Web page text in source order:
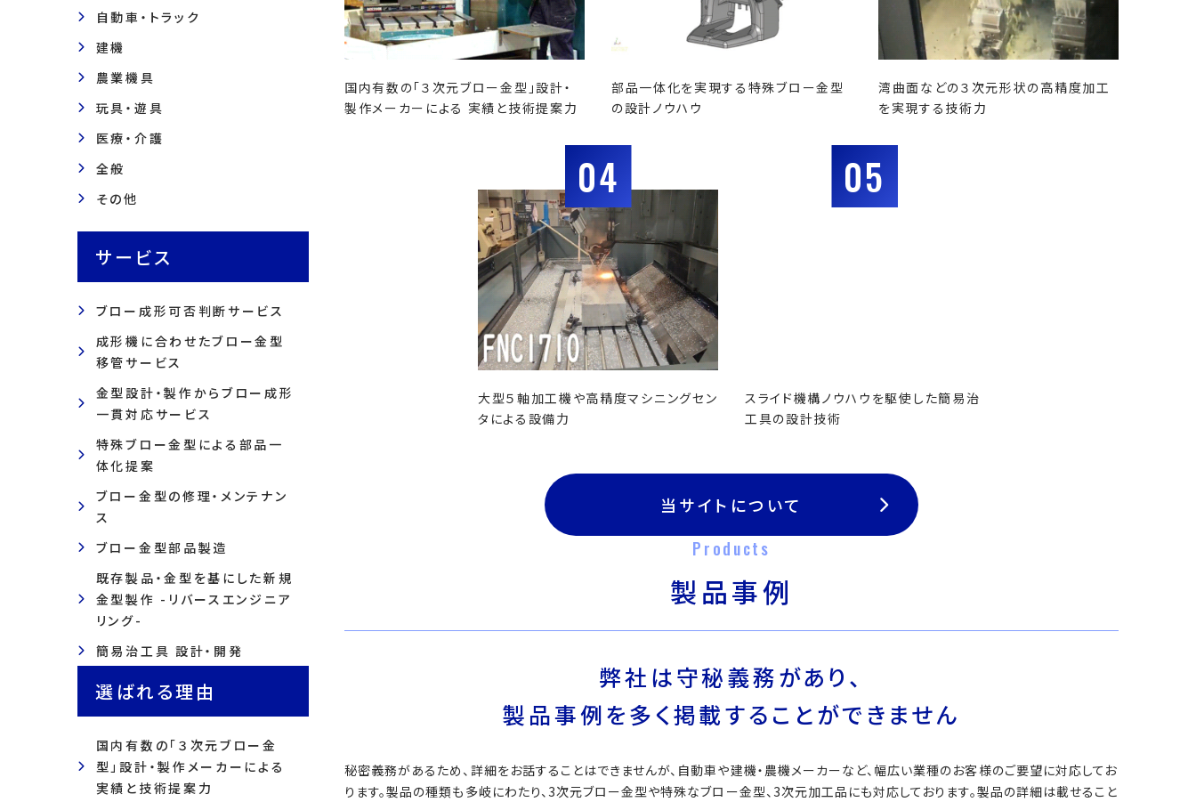
自動車・トラック
建機
農業機具
玩具・遊具
医療・介護
全般
その他
サービス
ブロー成形可否判断サービス
成形機に合わせたブロー金型
移管サービス
金型設計・製作からブロー成形
一貫対応サービス
特殊ブロー金型による部品一
体化提案
ブロー金型の修理・メンテナン
ス
ブロー金型部品製造
既存製品・金型を基にした新規
金型製作 -リバースエンジニア
リング-
簡易治工具 設計・開発
選ばれる理由
国内有数の「３次元ブロー金
型」設計・製作メーカーによる
実績と技術提案力
国内有数の「３次元ブロー金型」設計・
製作メーカーによる 実績と技術提案力
部品一体化を実現する特殊ブロー金型
の設計ノウハウ
湾曲面などの３次元形状の高精度加工
を実現する技術力
04
大型５軸加工機や高精度マシニングセン
タによる設備力
05
スライド機構ノウハウを駆使した簡易治
工具の設計技術
当サイトについて
Products
製品事例
弊社は守秘義務があり、
製品事例を多く掲載することができません
秘密義務があるため、詳細をお話することはできませんが、自動車や建機・農機メーカーなど、幅広い業種のお客様のご要望に対応してお
ります。製品の種類も多岐にわたり、3次元ブロー金型や特殊なブロー金型、3次元加工品にも対応しております。製品の詳細は載せること